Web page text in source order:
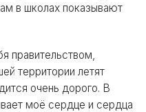
в школах показывают
правительством,
территории летят
очень дорого. В
моё сердце и сердца